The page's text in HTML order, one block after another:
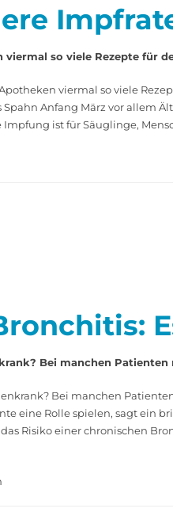
viermal so viele Rezepte für
viermal so viele
Anfang März vor allem
ist für Säuglinge,
Bei manchen
Bei manchen
eine Rolle spielen, sagt ein
Risiko einer chronischen